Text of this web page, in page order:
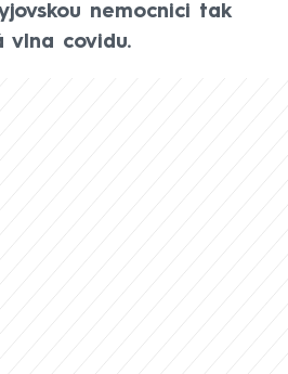
nemocnici tak
vlna covidu.